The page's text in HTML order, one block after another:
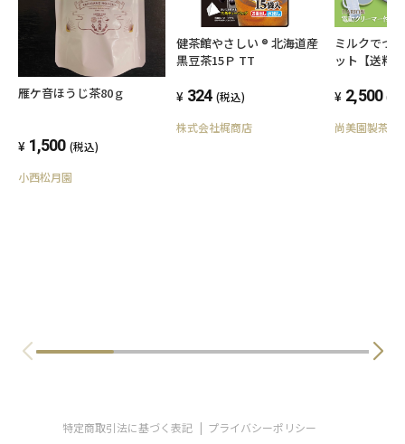
雁ケ音ほうじ茶80ｇ
1,500 (税込)
小西松月園
健茶館やさしい ® 北海道産
黒豆茶15Ｐ TT
324 (税込)
株式会社梶商店
ミルクでつ
ット【送料
2,500 (税
尚美園製茶場
特定商取引法に基づく表記
プライバシーポリシー